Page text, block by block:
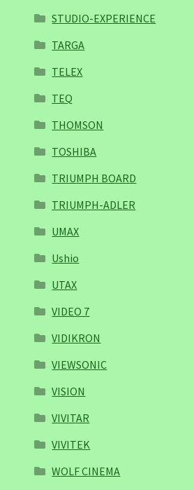
STUDIO-EXPERIENCE
TARGA
TELEX
TEQ
THOMSON
TOSHIBA
TRIUMPH BOARD
TRIUMPH-ADLER
UMAX
Ushio
UTAX
VIDEO 7
VIDIKRON
VIEWSONIC
VISION
VIVITAR
VIVITEK
WOLF CINEMA